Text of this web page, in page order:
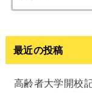
最近の投稿
高齢者大学開校